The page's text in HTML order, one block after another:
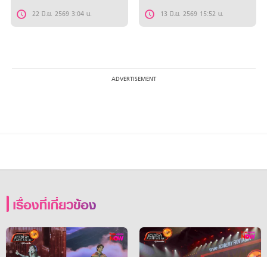
22 มิ.ย. 2569 3:04 น. 13 มิ.ย. 2569 15:52 น.
เรื่องที่เกี่ยวข้อง